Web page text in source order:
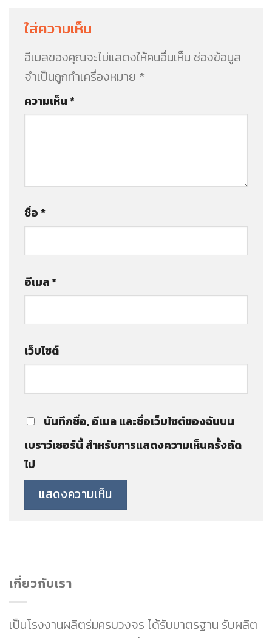
เกี่ยวกับเรา
เป็นโรงงานผลิตร่มครบวงจร ได้รับมาตรฐาน รับผลิต
ใส่ความเห็น
อีเมลของคุณจะไม่แสดงให้คนอื่นเห็น ช่องข้อมูล
จำเป็นถูกทำเครื่องหมาย *
ความเห็น*
ชื่อ*
อีเมล*
เว็บไซต์
บันทึกชื่อ, อีเมล และชื่อเว็บไซต์ของฉันบน
เบราว์เซอร์นี้ สำหรับการแสดงความเห็นครั้งถัด
ไป